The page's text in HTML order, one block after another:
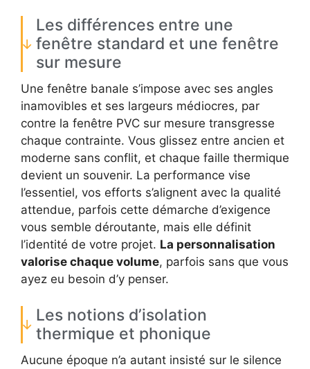
Les différences entre une
fenêtre standard et une fenêtre
sur mesure
Une fenêtre banale s’impose avec ses angles
inamovibles et ses largeurs médiocres, par
contre la fenêtre PVC sur mesure transgresse
chaque contrainte. Vous glissez entre ancien et
moderne sans conflit, et chaque faille thermique
devient un souvenir. La performance vise
l’essentiel, vos efforts s’alignent avec la qualité
attendue, parfois cette démarche d’exigence
vous semble déroutante, mais elle définit
l’identité de votre projet. La personnalisation
valorise chaque volume, parfois sans que vous
ayez eu besoin d’y penser.
Les notions d’isolation
thermique et phonique
Aucune époque n’a autant insisté sur le silence